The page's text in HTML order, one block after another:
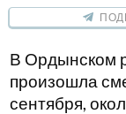
В Ордынском
произошла
сентября,